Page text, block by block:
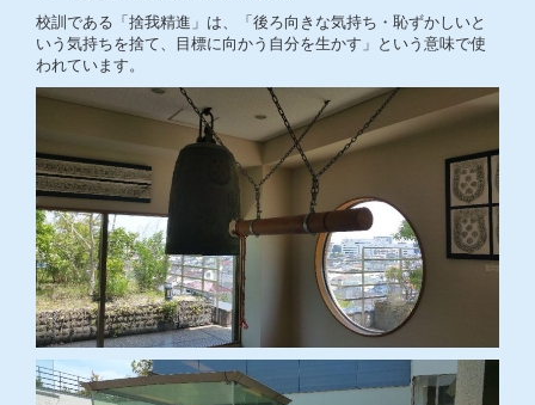
校訓である「捨我精進」は、「後ろ向きな気持ち・恥ずかしいと
いう気持ちを捨て、目標に向かう自分を生かす」という意味で使
われています。